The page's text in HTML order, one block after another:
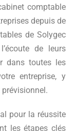
comptable
depuis de
de Solygec
de leurs
dans toutes les
entreprise, y
pour la réussite
les étapes clés